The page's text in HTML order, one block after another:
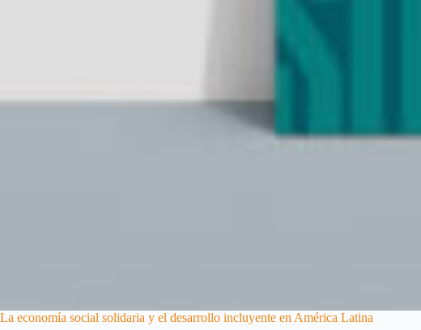
La economía social solidaria y el desarrollo incluyente en América Latina